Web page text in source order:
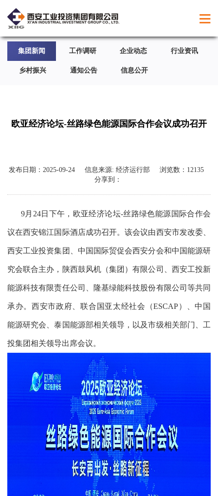
集团新闻 工作调研 企业动态 行业资讯
乡村振兴 通知公告 信息公开
欧亚经济论坛-丝路绿色能源国际合作会议成功召开
发布日期： 2025-09-24信息来源: 经济运行部 浏览数： 12135
分享到：
9月24日下午，欧亚经济论坛-丝路绿色能源国际合作会
议在西安锦江国际酒店成功召开。该会议由西安市发改委、
西安工业投资集团、中国国际贸促会西安分会和中国能源研
究会联合主办，陕西鼓风机（集团）有限公司、西安工投新
能源科技有限责任公司、隆基绿能科技股份有限公司等共同
承办。西安市政府、联合国亚太经社会（ESCAP）、中国
能源研究会、泰国能源部相关领导，以及市级相关部门、工
投集团相关领导出席会议。